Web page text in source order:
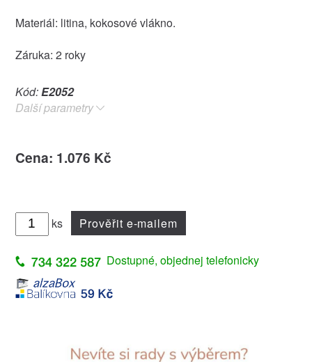
Materiál: litina, kokosové vlákno.
Záruka: 2 roky
Kód:E2052
Další parametry
Cena: 1.076 Kč
ks Prověřit e-mailem
Dostupné, objednej telefonicky